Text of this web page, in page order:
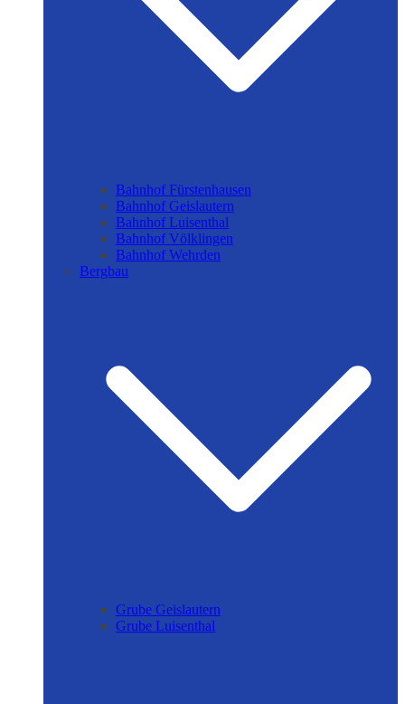
Bahnhof Fürstenhausen
Bahnhof Geislautern
Bahnhof Luisenthal
Bahnhof Völklingen
Bahnhof Wehrden
Bergbau
Grube Geislautern
Grube Luisenthal